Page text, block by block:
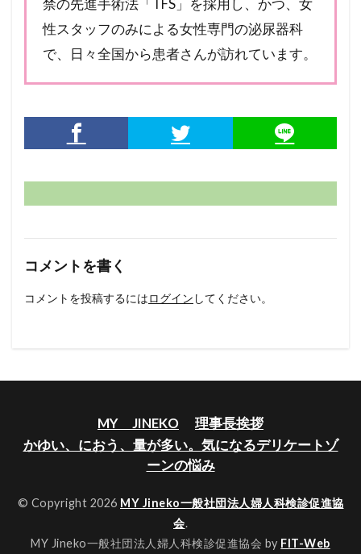
禁の先進手術法「TFS」を採用し、かつ、女
性スタッフのみによる女性専門の泌尿器科
で、日々全国から患者さんが訪れています。
コメントを書く
コメントを投稿するにはログイン してください。
MY JINEKO
理事長挨拶
かゆい、におう、量が多い。気になるデリケートゾ
ーンの悩み
© Copyright 2026 MY Jineko一般社団法人婦人科検診促進協
会.
MY Jineko一般社団法人婦人科検診促進協会 by FIT-Web